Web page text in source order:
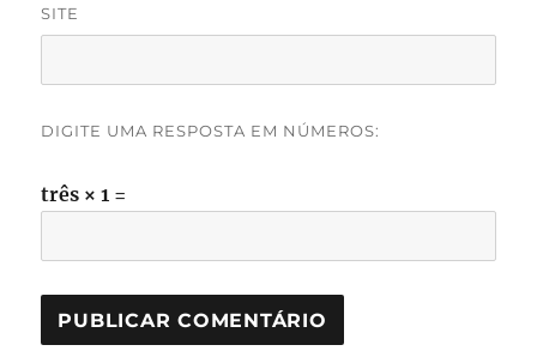
SITE
DIGITE UMA RESPOSTA EM NÚMEROS:
três × 1 =